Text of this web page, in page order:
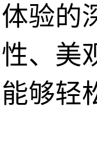
验的
、美
够轻